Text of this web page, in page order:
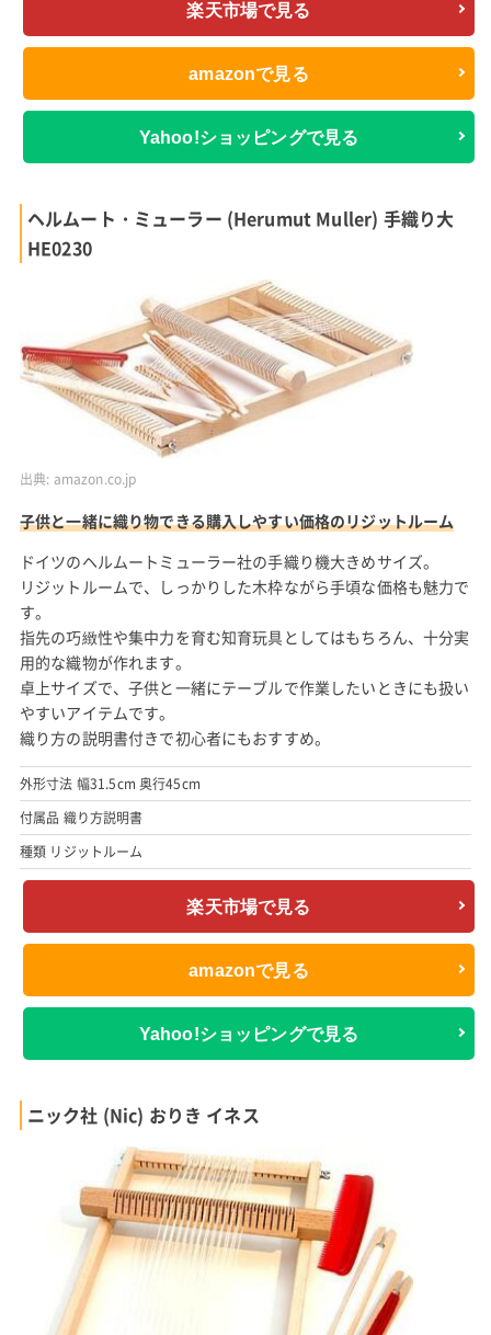
楽天市場で見る
amazonで見る
Yahoo!ショッピングで見る
ヘルムート・ミューラー (Herumut Muller) 手織り大
HE0230
出典: amazon.co.jp
子供と一緒に織り物できる購入しやすい価格のリジットルーム
ドイツのヘルムートミューラー社の手織り機大きめサイズ。
リジットルームで、しっかりした木枠ながら手頃な価格も魅力で
す。
指先の巧緻性や集中力を育む知育玩具としてはもちろん、十分実
用的な織物が作れます。
卓上サイズで、子供と一緒にテーブルで作業したいときにも扱い
やすいアイテムです。
織り方の説明書付きで初心者にもおすすめ。
外形寸法 幅31.5cm 奥行45cm
付属品 織り方説明書
種類 リジットルーム
楽天市場で見る
amazonで見る
Yahoo!ショッピングで見る
ニック社 (Nic) おりき イネス